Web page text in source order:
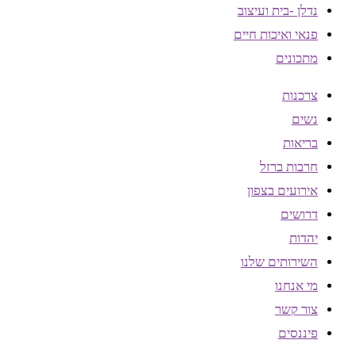
נדלן -בית ועיצוב
פנאי ואיכות חיים
מתכונים
צרכנות
נשים
בריאות
חרבות ברזל
אירועים בצפון
דרושים
יהדות
השירותים שלנו
מי אנחנו
צור קשר
פיננסים